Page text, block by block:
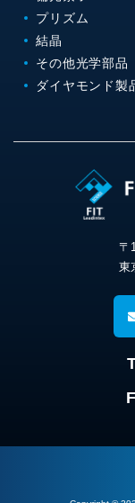
〒
東
プリズム
結晶
その他光学部品
ダイヤモンド製